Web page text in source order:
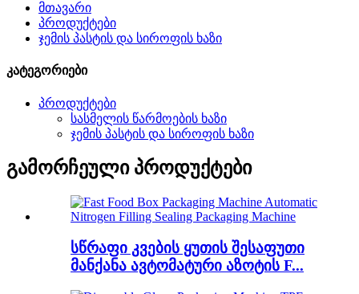
მთავარი
პროდუქტები
ჯემის პასტის და სიროფის ხაზი
კატეგორიები
პროდუქტები
სასმელის წარმოების ხაზი
ჯემის პასტის და სიროფის ხაზი
გამორჩეული პროდუქტები
სწრაფი კვების ყუთის შესაფუთი
მანქანა ავტომატური აზოტის F...